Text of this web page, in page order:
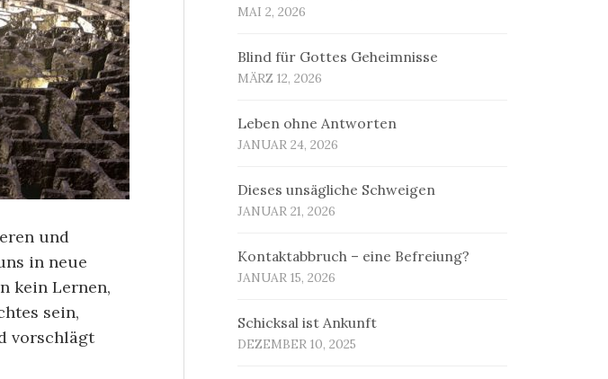
und
in neue
kein Lernen,
sein,
vorschlägt
MAI 2, 2026
Blind für Gottes Geheimnisse
MÄRZ 12, 2026
Leben ohne Antworten
JANUAR 24, 2026
Dieses unsägliche Schweigen
JANUAR 21, 2026
Kontaktabbruch – eine Befreiung?
JANUAR 15, 2026
Schicksal ist Ankunft
DEZEMBER 10, 2025